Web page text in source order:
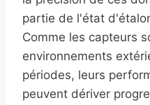
partie de l'état
Comme les capteurs
environnements
périodes, leurs
peuvent dériver